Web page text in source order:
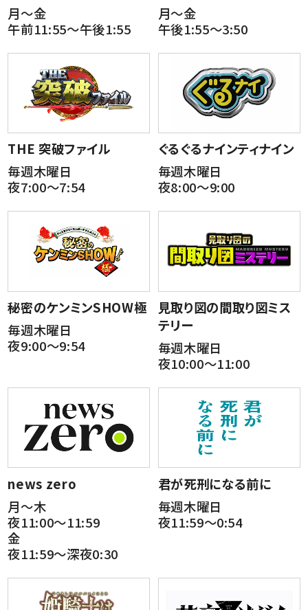
月～金
午前11:55～午後1:55
月～金
午後1:55～3:50
THE 突破ファイル
毎週木曜日
夜7:00～7:54
ぐるぐるナインティナイン
毎週木曜日
夜8:00～9:00
秘密のケンミンSHOW極
毎週木曜日
夜9:00～9:54
見取り図の間取り図ミス
テリー
毎週木曜日
夜10:00～11:00
news zero
月～木
夜11:00～11:59
金
夜11:59～深夜0:30
君が死刑になる前に
毎週木曜日
夜11:59～0:54